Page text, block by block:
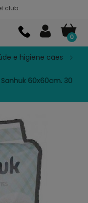
0
e higiene cães
60x60cm. 30